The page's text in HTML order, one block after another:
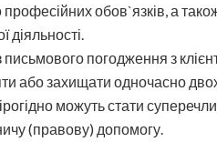
обов`язків, а
діяльності.
погодження з
або захищати одночасно
можуть стати
(правову) допомогу.